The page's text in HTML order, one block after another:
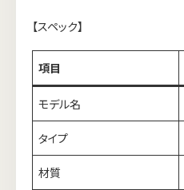
【スペック】
項目
モデル名
タイプ
材質